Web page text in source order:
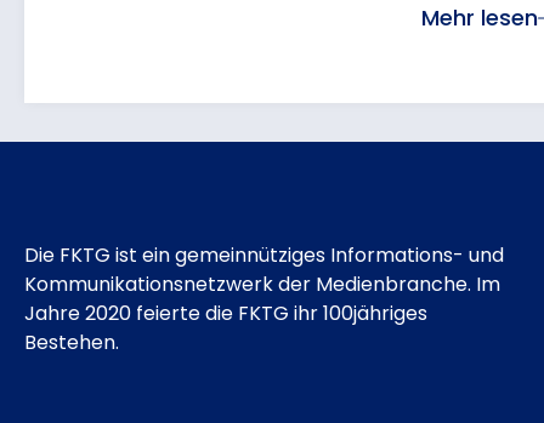
Mehr lesen
Die FKTG ist ein gemeinnütziges Informations- und
Kommunikationsnetzwerk der Medienbranche. Im
Jahre 2020 feierte die FKTG ihr 100jähriges
Bestehen.